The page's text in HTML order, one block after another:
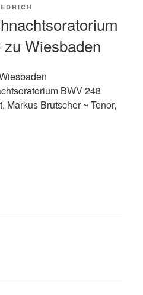
Wiesbaden
BWV 248
Markus Brutscher ~ Tenor,